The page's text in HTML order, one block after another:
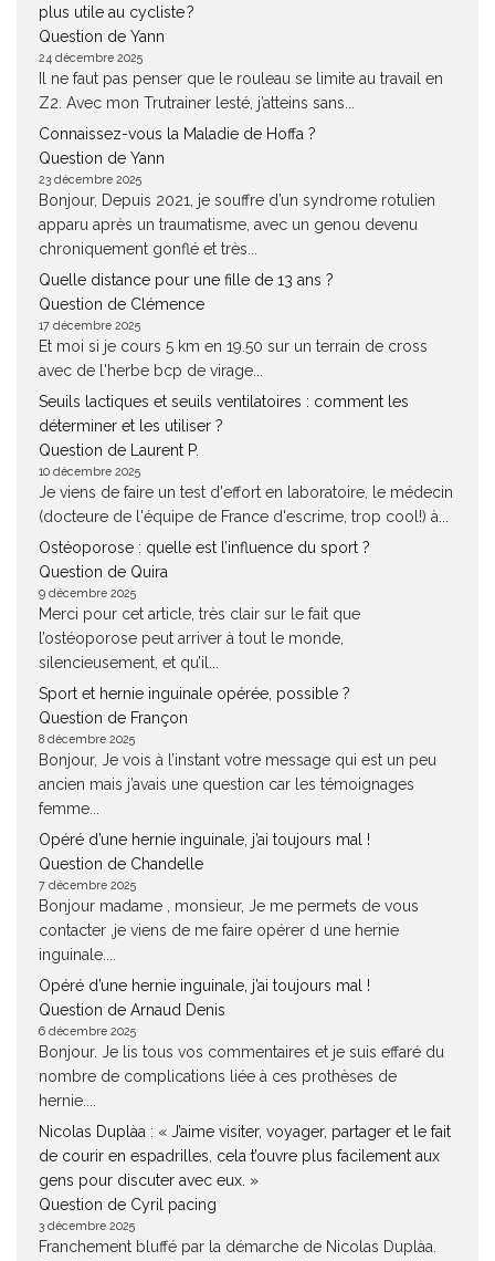
plus utile au cycliste ?
Question de Yann
24 décembre 2025
Il ne faut pas penser que le rouleau se limite au travail en
Z2. Avec mon Trutrainer lesté, j’atteins sans...
Connaissez-vous la Maladie de Hoffa ?
Question de Yann
23 décembre 2025
Bonjour, Depuis 2021, je souffre d’un syndrome rotulien
apparu après un traumatisme, avec un genou devenu
chroniquement gonflé et très...
Quelle distance pour une fille de 13 ans ?
Question de Clémence
17 décembre 2025
Et moi si je cours 5 km en 19.50 sur un terrain de cross
avec de l'herbe bcp de virage...
Seuils lactiques et seuils ventilatoires : comment les
déterminer et les utiliser ?
Question de Laurent P.
10 décembre 2025
Je viens de faire un test d'effort en laboratoire, le médecin
(docteure de l'équipe de France d'escrime, trop cool!) à...
Ostéoporose : quelle est l’influence du sport ?
Question de Quira
9 décembre 2025
Merci pour cet article, très clair sur le fait que
l’ostéoporose peut arriver à tout le monde,
silencieusement, et qu’il...
Sport et hernie inguinale opérée, possible ?
Question de Françon
8 décembre 2025
Bonjour, Je vois à l’instant votre message qui est un peu
ancien mais j’avais une question car les témoignages
femme...
Opéré d’une hernie inguinale, j’ai toujours mal !
Question de Chandelle
7 décembre 2025
Bonjour madame , monsieur, Je me permets de vous
contacter ,je viens de me faire opérer d une hernie
inguinale....
Opéré d’une hernie inguinale, j’ai toujours mal !
Question de Arnaud Denis
6 décembre 2025
Bonjour. Je lis tous vos commentaires et je suis effaré du
nombre de complications liée à ces prothèses de
hernie....
Nicolas Duplàa : « J’aime visiter, voyager, partager et le fait
de courir en espadrilles, cela t’ouvre plus facilement aux
gens pour discuter avec eux. »
Question de Cyril pacing
3 décembre 2025
Franchement bluffé par la démarche de Nicolas Duplàa.